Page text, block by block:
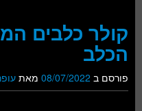
קולר כלבים
הכלב
פורסם ב 08/07/2022 מאת